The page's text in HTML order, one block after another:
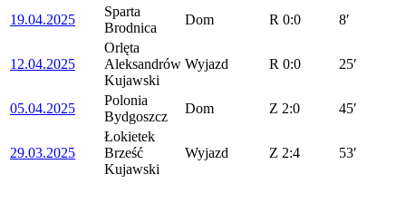
19.04.2025
Sparta
Brodnica
Dom R 0:0 8′
12.04.2025
Orlęta
Aleksandrów
Kujawski
Wyjazd R 0:0 25′
05.04.2025
Polonia
Bydgoszcz
Dom Z 2:0 45′
29.03.2025
Łokietek
Brześć
Kujawski
Wyjazd Z 2:4 53′